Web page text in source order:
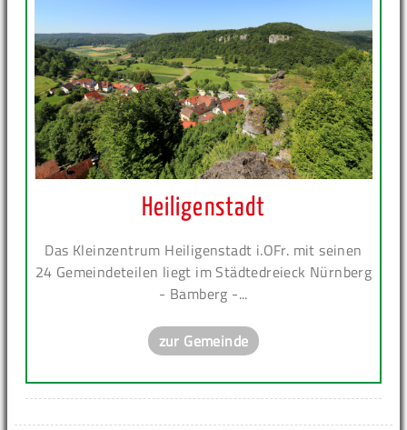
Heiligenstadt
Das Kleinzentrum Heiligenstadt i.OFr. mit seinen
24 Gemeindeteilen liegt im Städtedreieck Nürnberg
- Bamberg -...
zur Gemeinde